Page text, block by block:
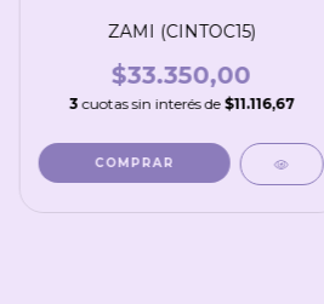
ZAMI (CINTOC15)
$33.350,00
3 cuotas sin interés de $11.116,67
COMPRAR